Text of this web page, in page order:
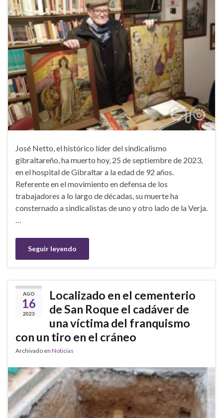
José Netto, el histórico líder del sindicalismo
gibraltareño, ha muerto hoy, 25 de septiembre de 2023,
en el hospital de Gibraltar a la edad de 92 años.
Referente en el movimiento en defensa de los
trabajadores a lo largo de décadas, su muerte ha
consternado a sindicalistas de uno y otro lado de la Verja.
…
Seguir leyendo
AGO
16
2023
Localizado en el cementerio
de San Roque el cadáver de
una víctima del franquismo
con un tiro en el cráneo
Archivado en Noticias